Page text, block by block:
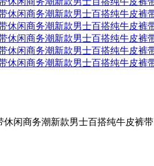
闲商务潮新款男士百搭纯牛皮裤带